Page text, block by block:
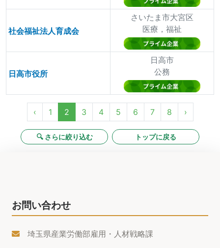
社会福祉法人育成会
さいたま市大宮区
医療，福祉
日高市役所
日高市
公務
‹ 1 2 3 4 5 6 7 8 ›
🔍 さらに絞り込む トップに戻る
お問い合わせ
埼玉県産業労働部雇用・人材戦略課